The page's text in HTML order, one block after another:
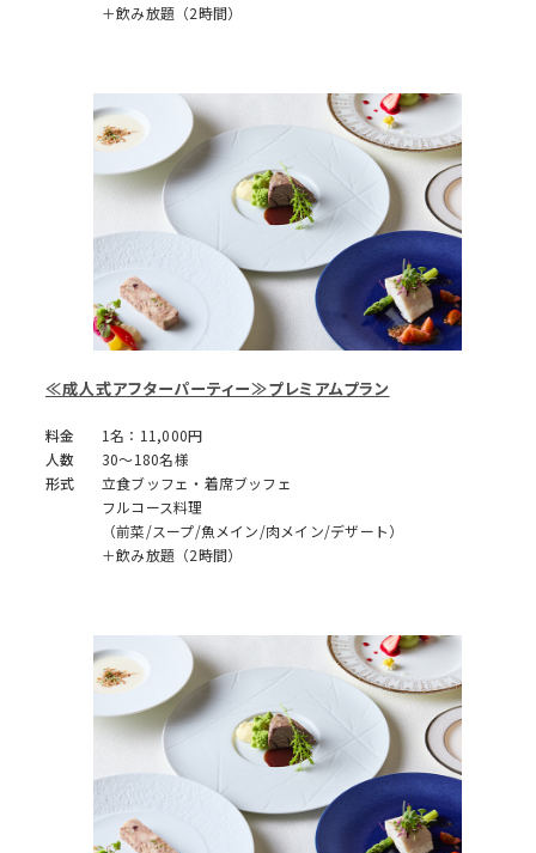
＋飲み放題（2時間）
≪成人式アフターパーティー≫プレミアムプラン
料金
1名：11,000円
人数
30～180名様
形式
立食ブッフェ・着席ブッフェ
フルコース料理
（前菜/スープ/魚メイン/肉メイン/デザート）
＋飲み放題（2時間）